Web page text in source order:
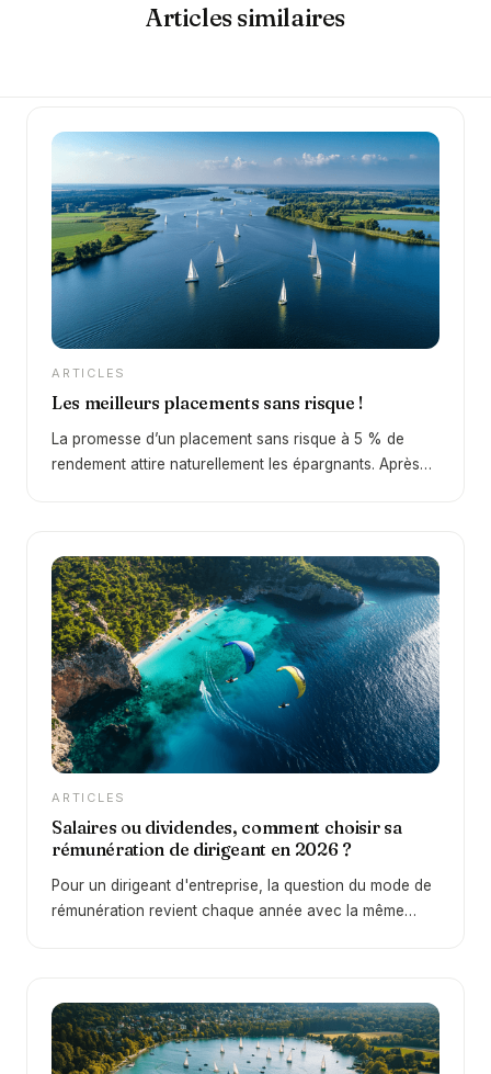
Articles similaires
ARTICLES
Les meilleurs placements sans risque !
La promesse d’un placement sans risque à 5 % de
rendement attire naturellement les épargnants. Après
permettent à nouveau d’obtenir des rendements
intéressants… mais la réalité est plus nuancée qu’il n’y
paraît. Derrière cette promesse se cache une question
essentielle : peut-on réellement obtenir 5 % sans
aucun risque ?
ARTICLES
Salaires ou dividendes, comment choisir sa
rémunération de dirigeant en 2026 ?
Pour un dirigeant d'entreprise, la question du mode de
rémunération revient chaque année avec la même
fois le montant net que vous percevez dans votre
poche et la qualité de votre future retraite. C'est
justement cette problématique que nous traitons dans